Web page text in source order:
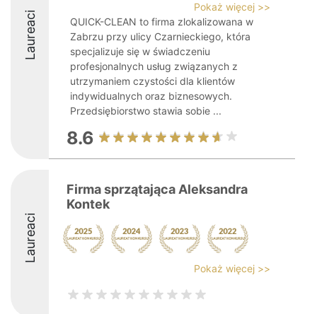
Laureaci
Pokaż więcej >>
QUICK-CLEAN to firma zlokalizowana w
Zabrzu przy ulicy Czarnieckiego, która
specjalizuje się w świadczeniu
profesjonalnych usług związanych z
utrzymaniem czystości dla klientów
indywidualnych oraz biznesowych.
Przedsiębiorstwo stawia sobie ...
8.6
Laureaci
Firma sprzątająca Aleksandra
Kontek
Pokaż więcej >>